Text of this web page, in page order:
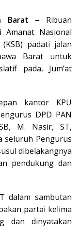
Barat – Ribuan
Amanat Nasional
padati jalan
Barat untuk
pada, Jum’at
kantor KPU
DPD PAN
M. Nasir, ST,
seluruh Pengurus
dibelakangnya
pendukung dan
dalam sambutan
partai kelima
dan dinyatakan